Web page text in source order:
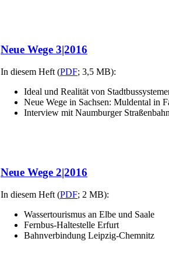
Neue Wege 3|2016
In diesem Heft (PDF; 3,5 MB):
Ideal und Realität von
Neue Wege in Sachsen: Muldental in
Interview mit Naumburger
Neue Wege 2|2016
In diesem Heft (PDF; 2 MB):
Wassertourismus an Elbe und Saale
Fernbus-Haltestelle Erfurt
Bahnverbindung Leipzig-Chemnitz